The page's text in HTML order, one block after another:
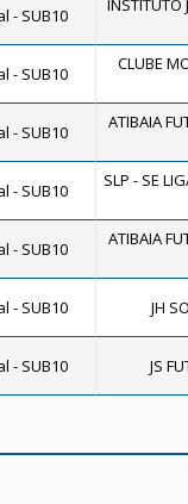
- SUB10 INSTITUTO
- SUB10 CLUBE
- SUB10 ATIBAIA
- SUB10 SLP - SE
- SUB10 ATIBAIA
- SUB10 JH
- SUB10 JS